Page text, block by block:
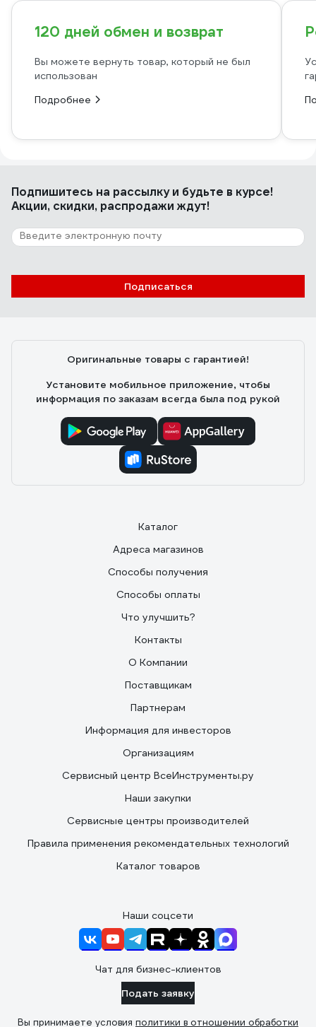
120 дней обмен и возврат
Вы можете вернуть товар, который не был
использован
Подробнее
Подпишитесь на рассылкуи будьте в курсе!
Акции, скидки, распродажи ждут!
Подписаться
Оригинальные товары с гарантией!
Установите мобильное приложение, чтобы
информация по заказам всегда была под рукой
Каталог
Адреса магазинов
Способы получения
Способы оплаты
Что улучшить?
Контакты
О Компании
Поставщикам
Партнерам
Информация для инвесторов
Организациям
Сервисный центр ВсеИнструменты.ру
Наши закупки
Сервисные центры производителей
Правила применения рекомендательных технологий
Каталог товаров
Наши соцсети
Чат для бизнес-клиентов
Подать заявку
Вы принимаете условия политики в отношении обработки